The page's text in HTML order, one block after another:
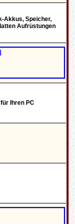
Akkus, Speicher,
Aufrüstungen
Ihren PC